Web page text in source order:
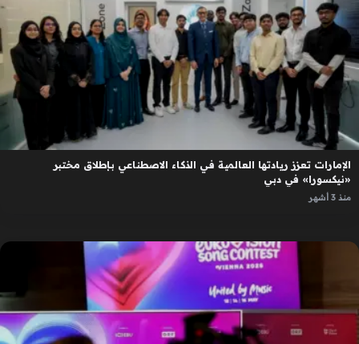
الإمارات تعزز ريادتها العالمية في الذكاء الاصطناعي بإطلاق مختبر
«نيكسورا» في دبي
منذ 3 أشهر